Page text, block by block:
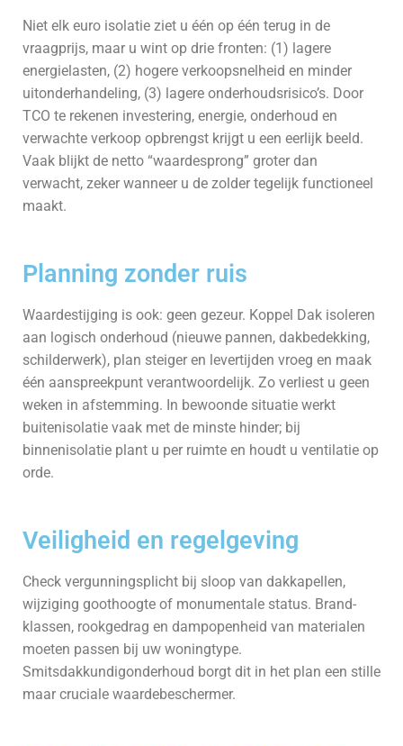
Niet elk euro isolatie ziet u één op één terug in de
vraagprijs, maar u wint op drie fronten: (1) lagere
energielasten, (2) hogere verkoop­snelheid en minder
uitonderhandeling, (3) lagere onderhoudsrisico’s. Door
TCO te rekenen investering, energie, onderhoud en
verwachte verkoop opbrengst krijgt u een eerlijk beeld.
Vaak blijkt de netto “waarde­sprong” groter dan
verwacht, zeker wanneer u de zolder tegelijk functioneel
maakt.
Planning zonder ruis
Waardestijging is ook: geen gezeur. Koppel Dak isoleren
aan logisch onderhoud (nieuwe pannen, dakbedekking,
schilderwerk), plan steiger en levertijden vroeg en maak
één aanspreekpunt verantwoordelijk. Zo verliest u geen
weken in afstemming. In bewoonde situatie werkt
buitenisolatie vaak met de minste hinder; bij
binnenisolatie plant u per ruimte en houdt u ventilatie op
orde.
Veiligheid en regelgeving
Check vergunnings­plicht bij sloop van dakkapellen,
wijziging goothoogte of monumentale status. Brand­
klassen, rookgedrag en dampopenheid van materialen
moeten passen bij uw woningtype.
Smitsdakkundigonderhoud borgt dit in het plan een stille
maar cruciale waardebeschermer.